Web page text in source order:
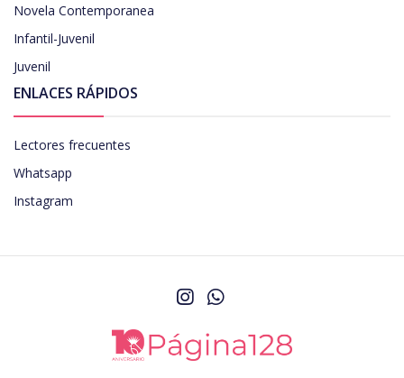
Novela Contemporanea
Infantil-Juvenil
Juvenil
ENLACES RÁPIDOS
Lectores frecuentes
Whatsapp
Instagram